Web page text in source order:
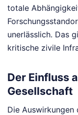
totale
unerlässlich. Das
kritische zivile
Der Einfluss
Gesellschaft
Die